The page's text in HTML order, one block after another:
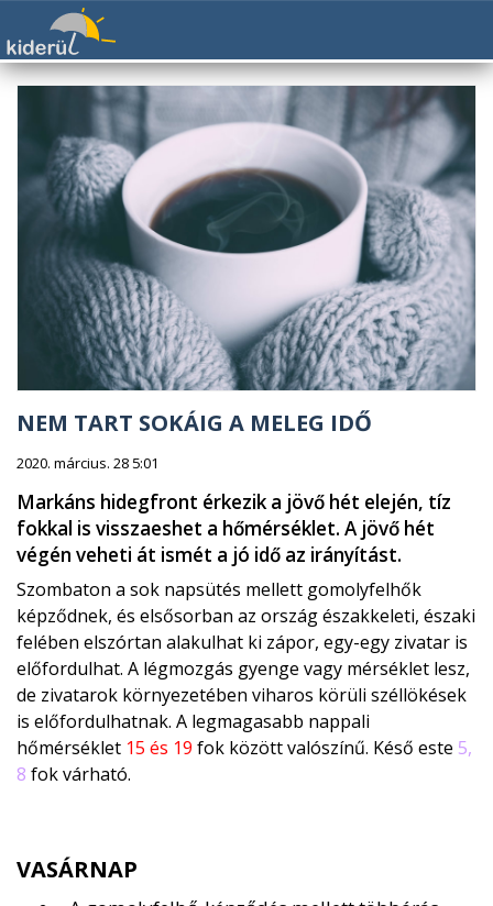
NEM TART SOKÁIG A MELEG IDŐ
2020. március. 28 5:01
Markáns hidegfront érkezik a jövő hét elején, tíz
fokkal is visszaeshet a hőmérséklet. A jövő hét
végén veheti át ismét a jó idő az irányítást.
Szombaton a sok napsütés mellett gomolyfelhők
képződnek, és elsősorban az ország északkeleti, északi
felében elszórtan alakulhat ki zápor, egy-egy zivatar is
előfordulhat. A légmozgás gyenge vagy mérséklet lesz,
de zivatarok környezetében viharos körüli széllökések
is előfordulhatnak. A legmagasabb nappali
hőmérséklet 15 és 19 fok között valószínű. Késő este 5,
8 fok várható.
VASÁRNAP